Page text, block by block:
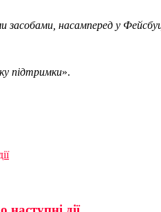
засобами, насамперед у
підтримки».